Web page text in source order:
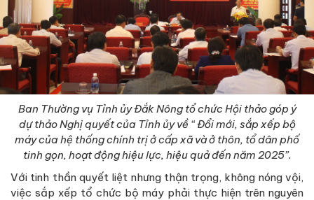
Ban Thường vụ Tỉnh ủy Đắk Nông tổ chức Hội thảo góp ý
dự thảo Nghị quyết của Tỉnh ủy về “ Đổi mới, sắp xếp bộ
máy của hệ thống chính trị ở cấp xã và ở thôn, tổ dân phố
tinh gọn, hoạt động hiệu lực, hiệu quả đến năm 2025”.
Với tinh thần quyết liệt nhưng thận trọng, không nóng vội,
việc sắp xếp tổ chức bộ máy phải thực hiện trên nguyên